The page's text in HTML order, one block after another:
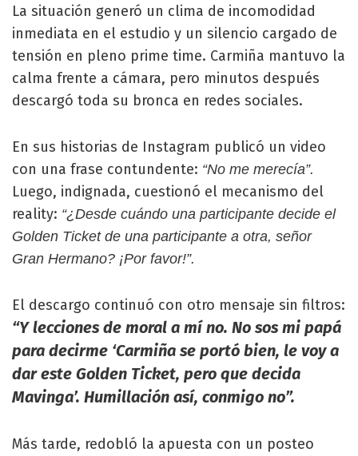
La situación generó un clima de incomodidad
inmediata en el estudio y un silencio cargado de
tensión en pleno prime time. Carmiña mantuvo la
calma frente a cámara, pero minutos después
descargó toda su bronca en redes sociales.
En sus historias de Instagram publicó un video
con una frase contundente: “No me merecía”.
Luego, indignada, cuestionó el mecanismo del
reality: “¿Desde cuándo una participante decide el
Golden Ticket de una participante a otra, señor
Gran Hermano? ¡Por favor!”.
El descargo continuó con otro mensaje sin filtros:
“Y lecciones de moral a mí no. No sos mi papá
para decirme ‘Carmiña se portó bien, le voy a
dar este Golden Ticket, pero que decida
Mavinga’. Humillación así, conmigo no”.
Más tarde, redobló la apuesta con un posteo